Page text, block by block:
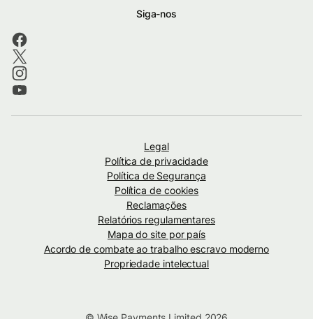
Siga-nos
Legal
Política de privacidade
Política de Segurança
Política de cookies
Reclamações
Relatórios regulamentares
Mapa do site por país
Acordo de combate ao trabalho escravo moderno
Propriedade intelectual